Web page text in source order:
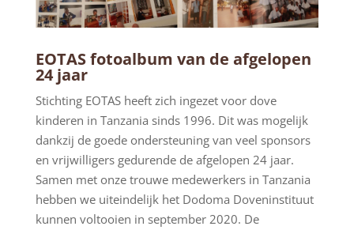
EOTAS fotoalbum van de afgelopen
24 jaar
Stichting EOTAS heeft zich ingezet voor dove
kinderen in Tanzania sinds 1996. Dit was mogelijk
dankzij de goede ondersteuning van veel sponsors
en vrijwilligers gedurende de afgelopen 24 jaar.
Samen met onze trouwe medewerkers in Tanzania
hebben we uiteindelijk het Dodoma Doveninstituut
kunnen voltooien in september 2020. De